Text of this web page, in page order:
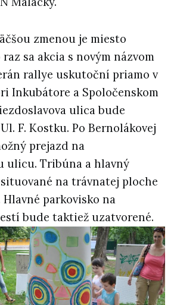
čšou zmenou je miesto
sa akcia s novým názvom
rallye uskutoční priamo v
Inkubátore a Spoločenskom
ulica bude
F. Kostku. Po Bernolákovej
prejazd na
ulicu. Tribúna a hlavný
na trávnatej ploche
parkovisko na
bude taktiež uzatvorené.